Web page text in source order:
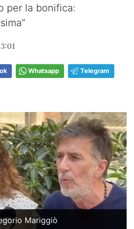
per la bonifica:
Whatsapp Telegram
Mariggiò